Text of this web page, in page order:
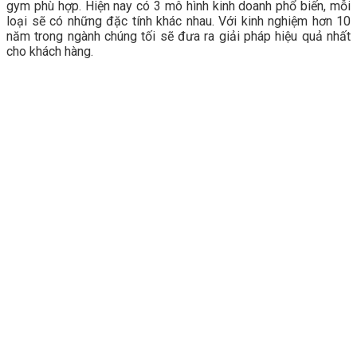
gym phù hợp. Hiện nay có 3 mô hình kinh doanh phổ biến, mỗi
loại sẽ có những đặc tính khác nhau. Với kinh nghiệm hơn 10
năm trong ngành chúng tối sẽ đưa ra giải pháp hiệu quả nhất
cho khách hàng.